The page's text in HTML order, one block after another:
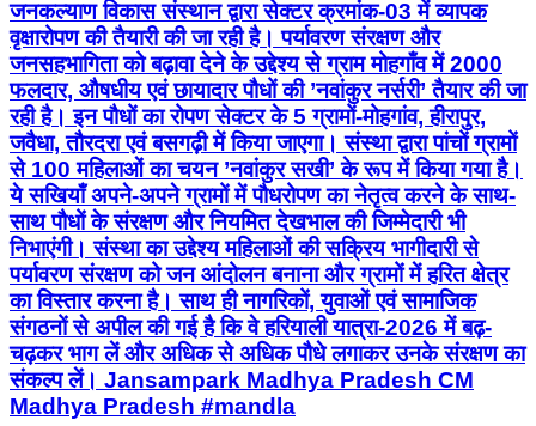
जनकल्याण विकास संस्थान द्वारा सेक्टर क्रमांक-03 में व्यापक
वृक्षारोपण की तैयारी की जा रही है। पर्यावरण संरक्षण और
जनसहभागिता को बढ़ावा देने के उद्देश्य से ग्राम मोहगाँव में 2000
फलदार, औषधीय एवं छायादार पौधों की ’नवांकुर नर्सरी’ तैयार की जा
रही है। इन पौधों का रोपण सेक्टर के 5 ग्रामों-मोहगांव, हीरापुर,
जवैधा, तौरदरा एवं बसगढ़ी में किया जाएगा। संस्था द्वारा पांचों ग्रामों
से 100 महिलाओं का चयन ’नवांकुर सखी’ के रूप में किया गया है।
ये सखियाँ अपने-अपने ग्रामों में पौधरोपण का नेतृत्व करने के साथ-
साथ पौधों के संरक्षण और नियमित देखभाल की जिम्मेदारी भी
निभाएंगी। संस्था का उद्देश्य महिलाओं की सक्रिय भागीदारी से
पर्यावरण संरक्षण को जन आंदोलन बनाना और ग्रामों में हरित क्षेत्र
का विस्तार करना है। साथ ही नागरिकों, युवाओं एवं सामाजिक
संगठनों से अपील की गई है कि वे हरियाली यात्रा-2026 में बढ़-
चढ़कर भाग लें और अधिक से अधिक पौधे लगाकर उनके संरक्षण का
संकल्प लें। Jansampark Madhya Pradesh CM
Madhya Pradesh #mandla